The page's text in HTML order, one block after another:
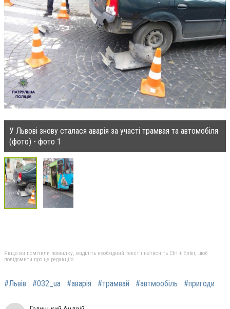
У Львові знову сталася аварія за участі трамвая та автомобіля
(фото) - фото 1
Якщо ви помітили помилку, виділіть необхідний текст і натисніть Ctrl + Enter, щоб
повідомити про це редакцію
#Львів #032_ua #аварія #трамвай #автмообіль #пригоди